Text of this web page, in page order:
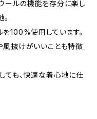
ールの機能を存分に楽し
100%使用しています。
抜けがいいことも特徴
ても、快適な着心地に仕